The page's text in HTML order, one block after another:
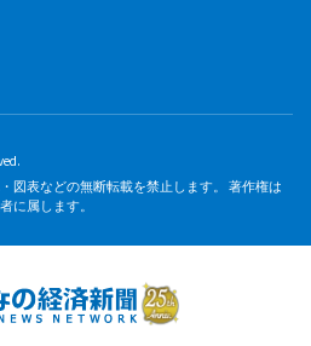
図表などの無断転載を禁止します。 著作権は
に属します。